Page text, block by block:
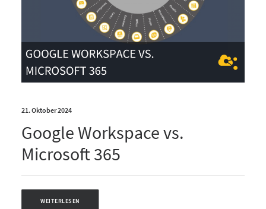
21. Oktober 2024
Google Workspace vs.
Microsoft 365
WEITERLESEN